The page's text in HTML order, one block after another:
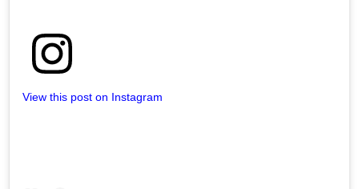
View this post on Instagram